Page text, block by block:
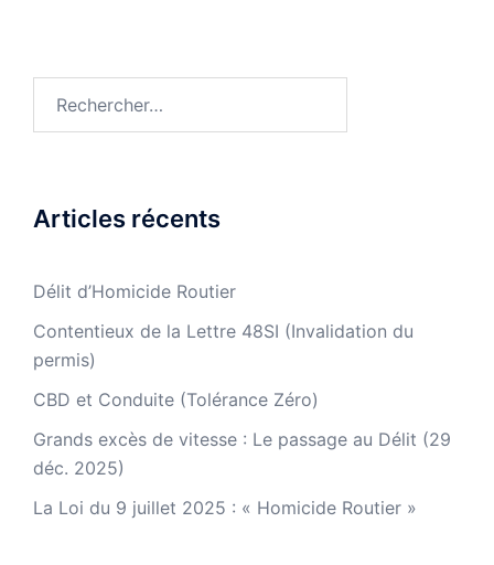
Articles récents
Délit d’Homicide Routier
Contentieux de la Lettre 48SI (Invalidation du
permis)
CBD et Conduite (Tolérance Zéro)
Grands excès de vitesse : Le passage au Délit (29
déc. 2025)
La Loi du 9 juillet 2025 : « Homicide Routier »